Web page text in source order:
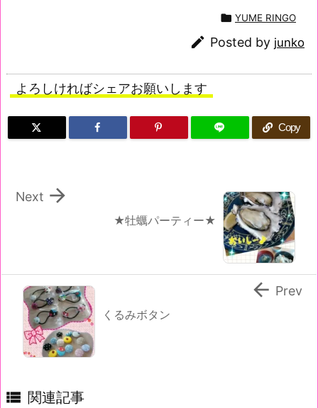
 YUME RINGO
 Posted by junko
よろしければシェアお願いします
Copy
★牡蠣パーティー★

Next
くるみボタン
 Prev
 関連記事